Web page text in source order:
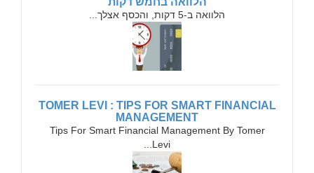
הלוואה ב-5 דקות, והכסף אצלך...
TOMER LEVI : TIPS FOR SMART FINANCIAL
MANAGEMENT
Tips For Smart Financial Management By Tomer
Levi...